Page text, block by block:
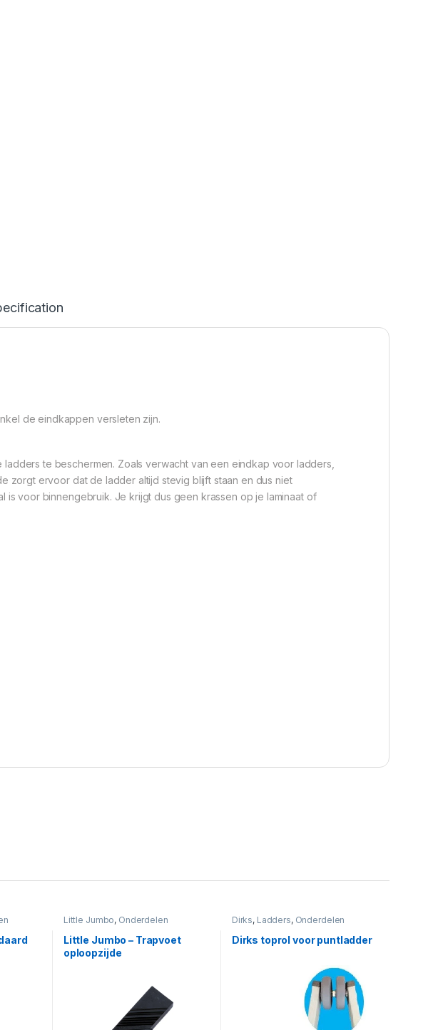
de eindkappen versleten zijn.
te beschermen. Zoals verwacht van een eindkap voor ladders,
zorgt ervoor dat de ladder altijd stevig blijft staan en dus niet
voor binnengebruik. Je krijgt dus geen krassen op je laminaat of
Little Jumbo, Onderdelen
Little Jumbo – Trapvoet
oploopzijde
Dirks, Ladders, Onderdelen
Dirks toprol voor puntladder